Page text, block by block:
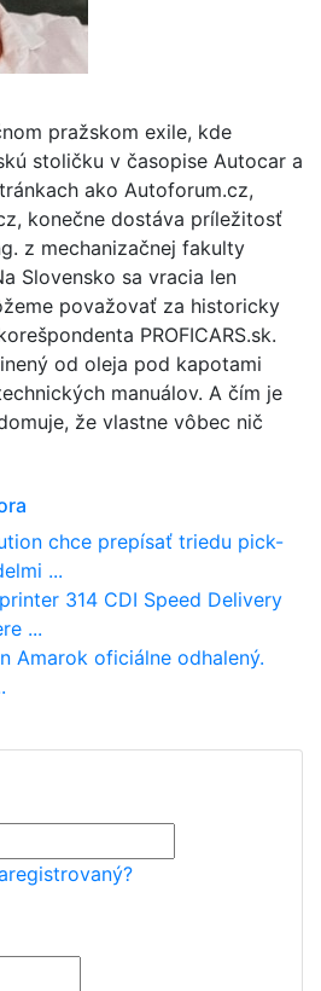
pražskom exile, kde
stoličku v časopise Autocar a
ako Autoforum.cz,
konečne dostáva príležitosť
z mechanizačnej fakulty
Slovensko sa vracia len
považovať za historicky
PROFICARS.sk.
od oleja pod kapotami
manuálov. A čím je
že vlastne vôbec nič
chce prepísať triedu pick-
...
314 CDI Speed Delivery
...
Amarok oficiálne odhalený.